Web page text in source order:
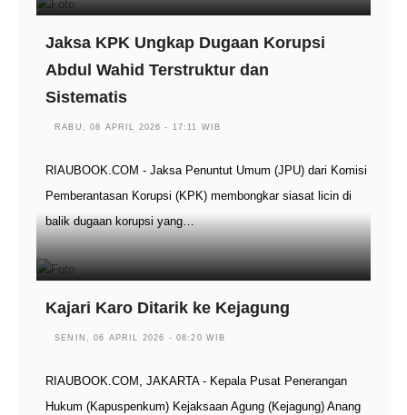
Jaksa KPK Ungkap Dugaan Korupsi
Abdul Wahid Terstruktur dan
Sistematis
RABU, 08 APRIL 2026 - 17:11 WIB
RIAUBOOK.COM - Jaksa Penuntut Umum (JPU) dari Komisi
Pemberantasan Korupsi (KPK) membongkar siasat licin di
balik dugaan korupsi yang…
Kajari Karo Ditarik ke Kejagung
SENIN, 06 APRIL 2026 - 08:20 WIB
RIAUBOOK.COM, JAKARTA - Kepala Pusat Penerangan
Hukum (Kapuspenkum) Kejaksaan Agung (Kejagung) Anang